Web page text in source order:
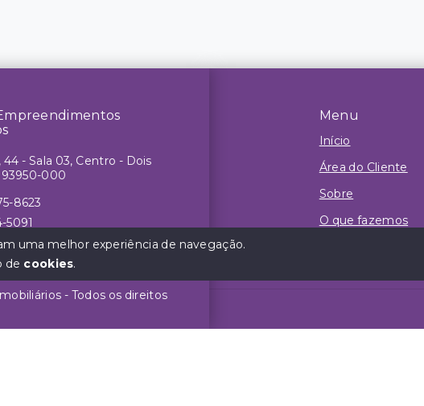
Menu
Início
Área do Cliente
Sobre
O que fazemos
44 - Sala 03, Centro - Dois
000
8623
5091
- Todos os direitos
uma melhor experiência de navegação.
de cookies.